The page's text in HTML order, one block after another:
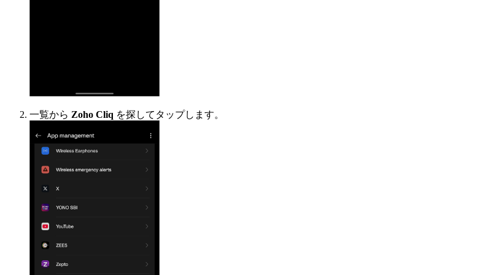
一覧から Zoho Cliq を探してタップします。